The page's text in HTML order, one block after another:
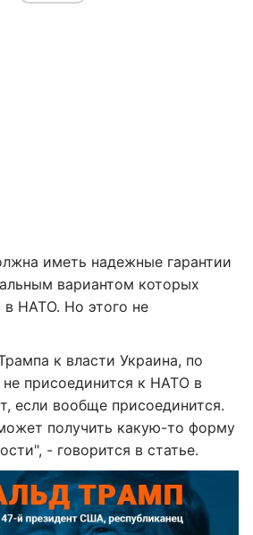
иметь надежные гарантии
вариантом которых
в НАТО. Но этого не
к власти Украина, по
не присоединится к НАТО в
если вообще присоединится.
получить какую-то форму
- говорится в статье.